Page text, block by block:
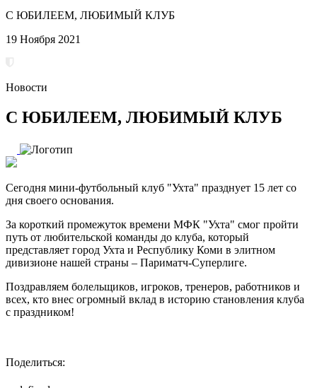
С ЮБИЛЕЕМ, ЛЮБИМЫЙ КЛУБ
19 Ноября 2021
Новости
С ЮБИЛЕЕМ, ЛЮБИМЫЙ КЛУБ
Сегодня мини-футбольный клуб "Ухта" празднует 15 лет со
дня своего основания.
За короткий промежуток времени МФК "Ухта" смог пройти
путь от любительской команды до клуба, который
представляет город Ухта и Республику Коми в элитном
дивизионе нашей страны – Париматч-Суперлиге.
Поздравляем болельщиков, игроков, тренеров, работников и
всех, кто внес огромный вклад в историю становления клуба
с праздником!
Поделиться: